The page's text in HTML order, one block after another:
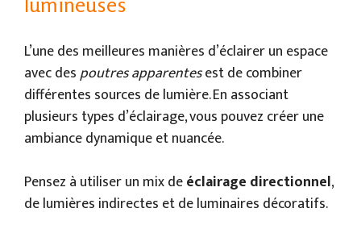
L’une des meilleures manières d’éclairer un espace
avec despoutres apparentesest de combiner
différentes sources de lumière. En associant
plusieurs types d’éclairage, vous pouvez créer une
ambiance dynamique et nuancée.
Pensez à utiliser un mix deéclairage directionnel,
de lumières indirectes et de luminaires décoratifs.